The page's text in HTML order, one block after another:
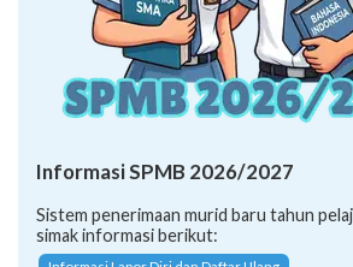
Informasi SPMB 2026/2027
Sistem penerimaan murid baru tahun
simak informasi berikut: